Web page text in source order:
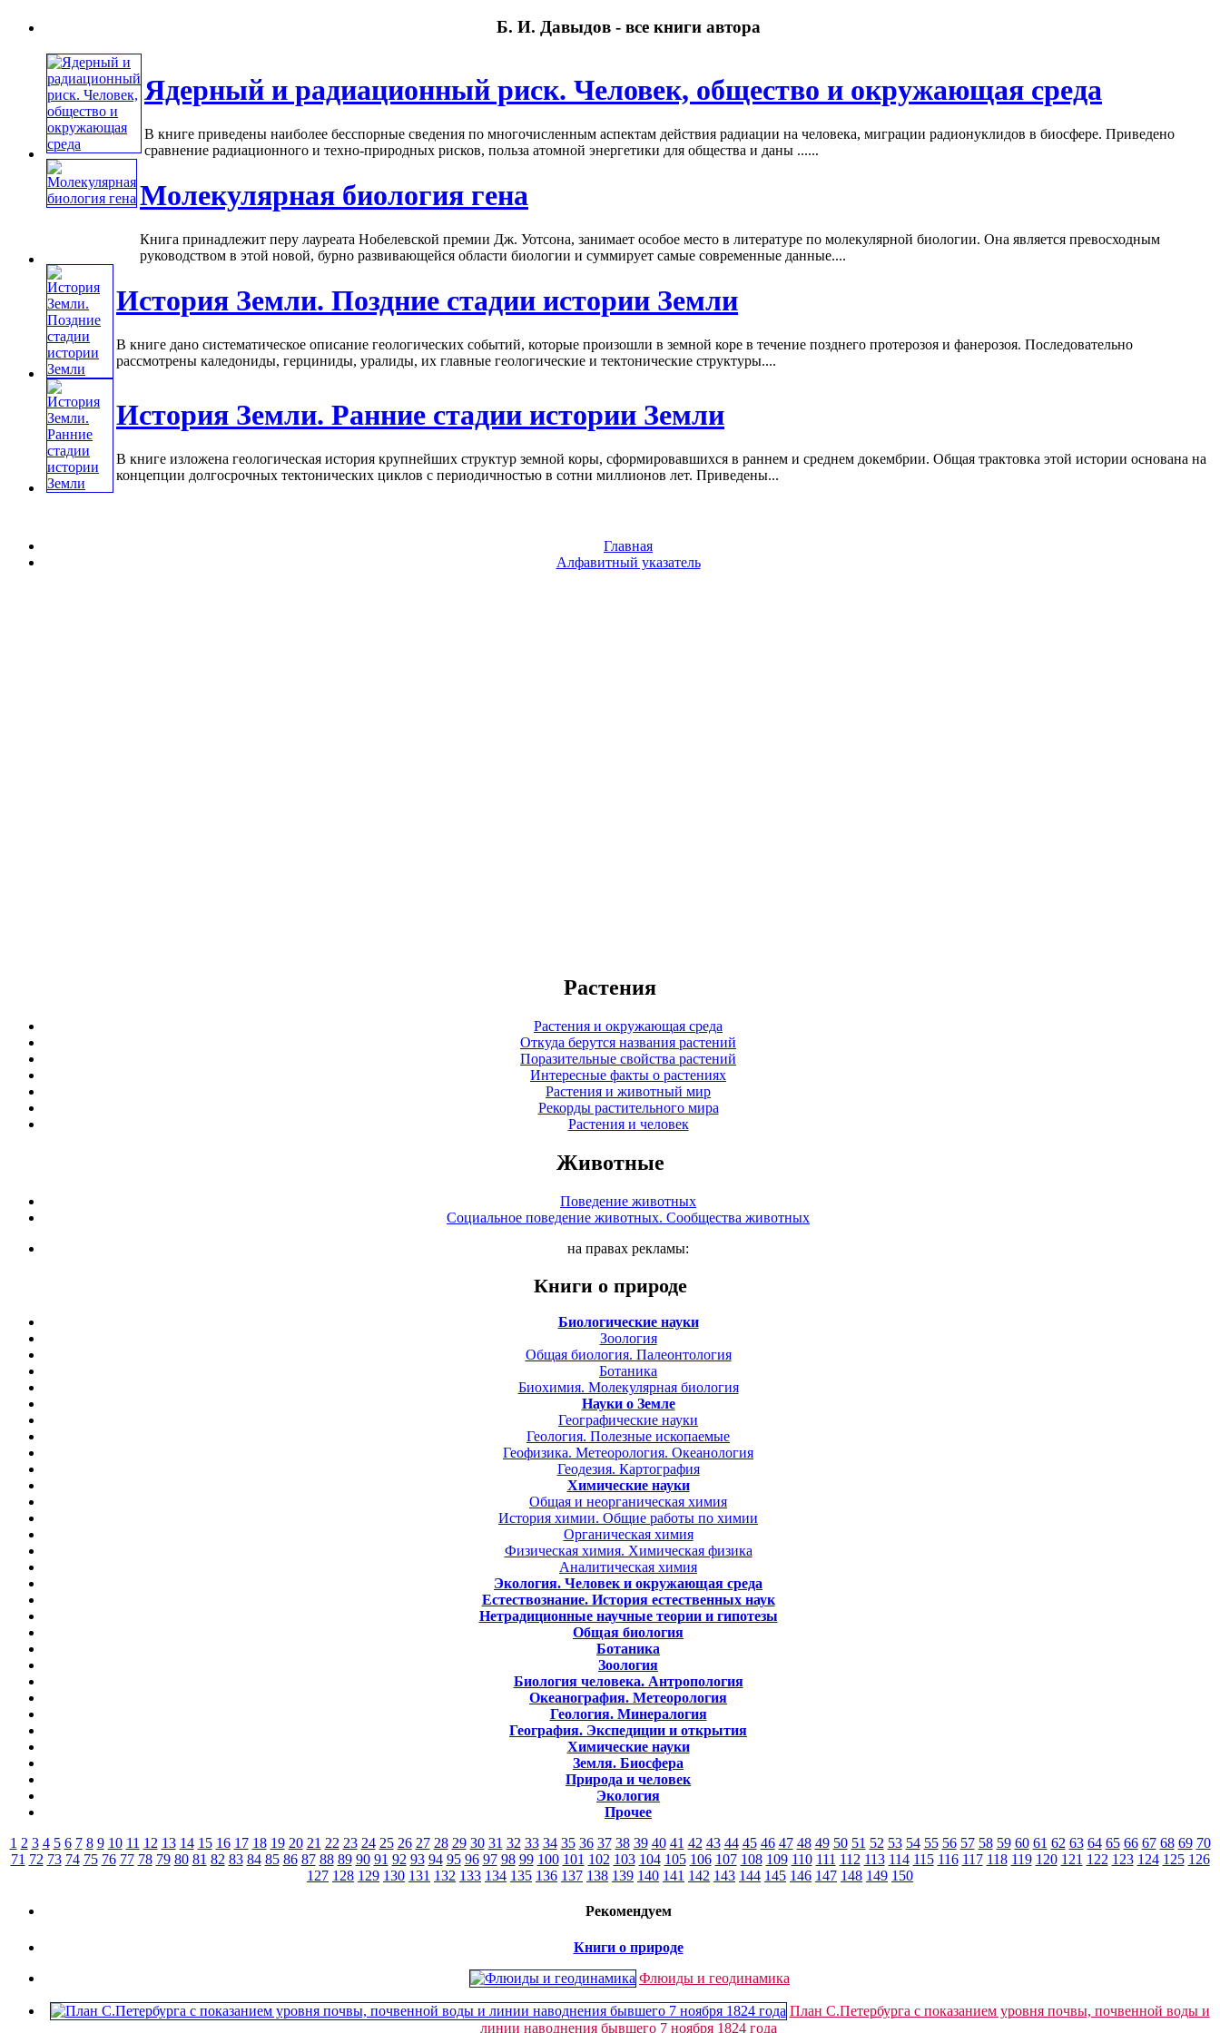
Б. И. Давыдов - все книги автора
Ядерный и радиационный риск. Человек, общество и окружающая среда
В книге приведены наиболее бесспорные сведения по многочисленным аспектам действия радиации на человека, миграции радионуклидов в биосфере. Приведено
сравнение радиационного и техно-природных рисков, польза атомной энергетики для общества и даны ......
Молекулярная биология гена
Книга принадлежит перу лауреата Нобелевской премии Дж. Уотсона, занимает особое место в литературе по молекулярной биологии. Она является превосходным
руководством в этой новой, бурно развивающейся области биологии и суммирует самые современные данные....
История Земли. Поздние стадии истории Земли
В книге дано систематическое описание геологических событий, которые произошли в земной коре в течение позднего протерозоя и фанерозоя. Последовательно
рассмотрены каледониды, герциниды, уралиды, их главные геологические и тектонические структуры....
История Земли. Ранние стадии истории Земли
В книге изложена геологическая история крупнейших структур земной коры, сформировавшихся в раннем и среднем докембрии. Общая трактовка этой истории основана на
концепции долгосрочных тектонических циклов с периодичностью в сотни миллионов лет. Приведены...
Главная
Алфавитный указатель
Растения
Растения и окружающая среда
Откуда берутся названия растений
Поразительные свойства растений
Интересные факты о растениях
Растения и животный мир
Рекорды растительного мира
Растения и человек
Животные
Поведение животных
Социальное поведение животных. Сообщества животных
на правах рекламы:
Книги о природе
Биологические науки
Зоология
Общая биология. Палеонтология
Ботаника
Биохимия. Молекулярная биология
Науки о Земле
Географические науки
Геология. Полезные ископаемые
Геофизика. Метеорология. Океанология
Геодезия. Картография
Химические науки
Общая и неорганическая химия
История химии. Общие работы по химии
Органическая химия
Физическая химия. Химическая физика
Аналитическая химия
Экология. Человек и окружающая среда
Естествознание. История естественных наук
Нетрадиционные научные теории и гипотезы
Общая биология
Ботаника
Зоология
Биология человека. Антропология
Океанография. Метеорология
Геология. Минералогия
География. Экспедиции и открытия
Химические науки
Земля. Биосфера
Природа и человек
Экология
Прочее
1 2 3 4 5 6 7 8 9 10 11 12 13 14 15 16 17 18 19 20 21 22 23 24 25 26 27 28 29 30 31 32 33 34 35 36 37 38 39 40 41 42 43 44 45 46 47 48 49 50 51 52 53 54 55 56 57 58 59 60 61 62 63 64 65 66 67 68 69 70
71 72 73 74 75 76 77 78 79 80 81 82 83 84 85 86 87 88 89 90 91 92 93 94 95 96 97 98 99 100 101 102 103 104 105 106 107 108 109 110 111 112 113 114 115 116 117 118 119 120 121 122 123 124 125 126
127 128 129 130 131 132 133 134 135 136 137 138 139 140 141 142 143 144 145 146 147 148 149 150
Рекомендуем
Книги о природе
Флюиды и геодинамика
План С.Петербурга с показанием уровня почвы, почвенной воды и
линии наводнения бывшего 7 ноября 1824 года